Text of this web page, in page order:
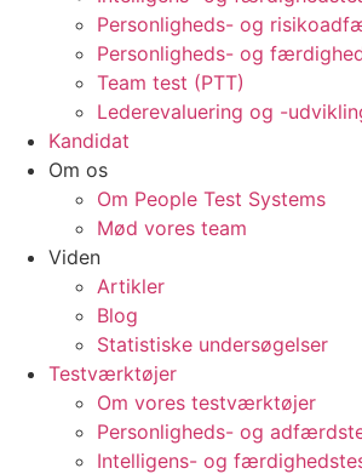
Personligheds- og
Personligheds- og
Team test (PTT)
Lederevaluering og -
Kandidat
Om os
Om People Test Systems
Mød vores team
Viden
Artikler
Blog
Statistiske undersøgelser
Testværktøjer
Om vores testværktøjer
Personligheds- og
Intelligens- og